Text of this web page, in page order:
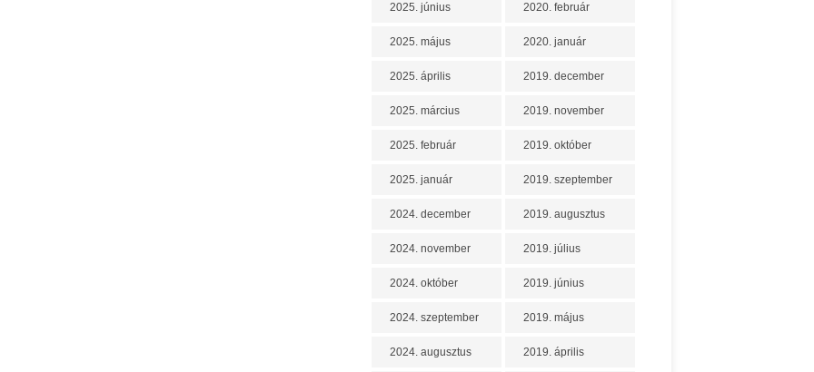
2025. június
2025. május
2025. április
2025. március
2025. február
2025. január
2024. december
2024. november
2024. október
2024. szeptember
2024. augusztus
2020. február
2020. január
2019. december
2019. november
2019. október
2019. szeptember
2019. augusztus
2019. július
2019. június
2019. május
2019. április